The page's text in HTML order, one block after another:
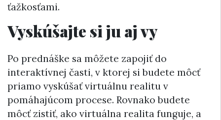
ťažkosťami.
Vyskúšajte si ju aj vy
Po prednáške sa môžete zapojiť do
interaktívnej časti, v ktorej si budete môcť
priamo vyskúšať virtuálnu realitu v
pomáhajúcom procese. Rovnako budete
môcť zistiť, ako virtuálna realita funguje, a